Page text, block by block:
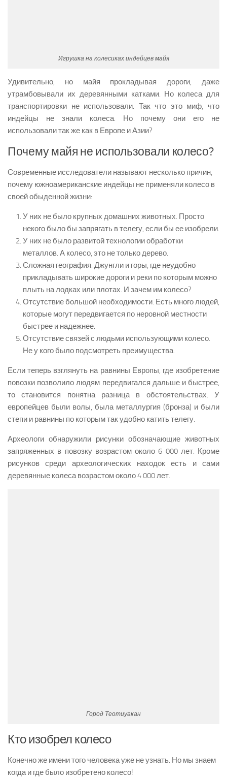
Игрушка на колесиках индейцев майя
Удивительно, но майя прокладывая дороги, даже
утрамбовывали их деревянными катками. Но колеса для
транспортировки не использовали. Так что это миф, что
индейцы не знали колеса. Но почему они его не
использовали так же как в Европе и Азии?
Почему майя не использовали колесо?
Современные исследователи называют несколько причин,
почему южноамериканские индейцы не применяли колесо в
своей обыденной жизни:
У них не было крупных домашних животных. Просто
некого было бы запрягать в телегу, если бы ее изобрели.
У них не было развитой технологии обработки
металлов. А колесо, это не только дерево.
Сложная география. Джунгли и горы, где неудобно
прикладывать широкие дороги и реки по которым можно
плыть на лодках или плотах. И зачем им колесо?
Отсутствие большой необходимости. Есть много людей,
которые могут передвигается по неровной местности
быстрее и надежнее.
Отсутствие связей с людьми использующими колесо.
Не у кого было подсмотреть преимущества.
Если теперь взглянуть на равнины Европы, где изобретение
повозки позволило людям передвигался дальше и быстрее,
то становится понятна разница в обстоятельствах. У
европейцев были волы, была металлургия (бронза) и были
степи и равнины по которым так удобно катить телегу.
Археологи обнаружили рисунки обозначающие животных
запряженных в повозку возрастом около 6 000 лет. Кроме
рисунков среди археологических находок есть и сами
деревянные колеса возрастом около 4 000 лет.
Город Теотиуакан
Кто изобрел колесо
Конечно же имени того человека уже не узнать. Но мы знаем
когда и где было изобретено колесо!